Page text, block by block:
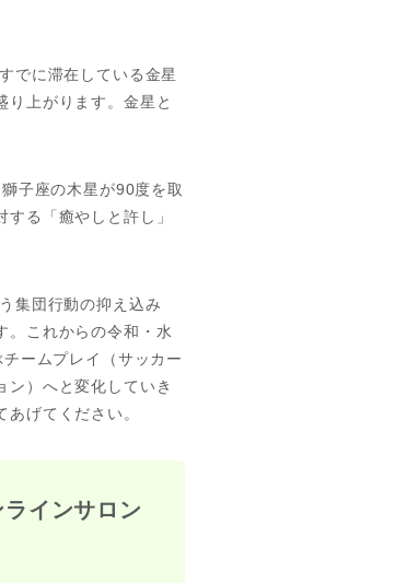
でに滞在している金星
り上がります。金星と
子座の木星が90度を取
る「癒やしと許し」
集団行動の抑え込み
。これからの令和・水
ームプレイ（サッカー
ン）へと変化していき
げてください。
インサロン